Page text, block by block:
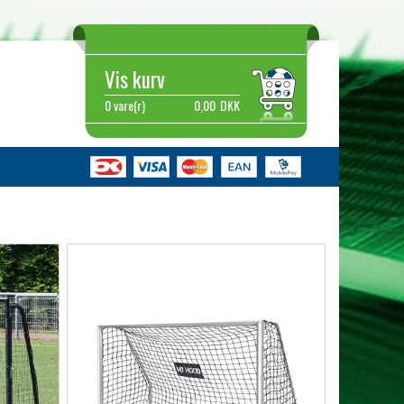
Vis kurv
0 vare(r) 0,00 DKK